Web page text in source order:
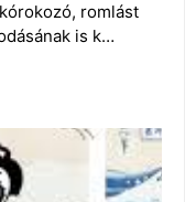
romlást
is k…